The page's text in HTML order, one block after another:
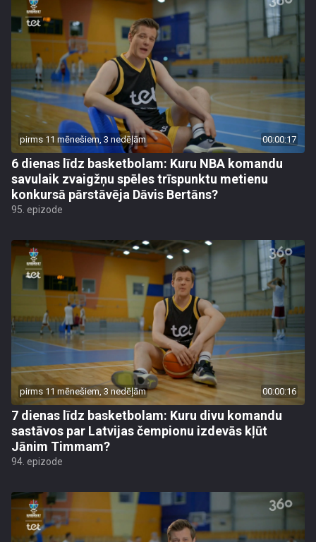
pirms 11 mēnešiem, 3 nedēļām 00:00:17
6 dienas līdz basketbolam: Kuru NBA komandu
savulaik zvaigžņu spēles trīspunktu metienu
konkursā pārstāvēja Dāvis Bertāns?
95. epizode
pirms 11 mēnešiem, 3 nedēļām 00:00:16
7 dienas līdz basketbolam: Kuru divu komandu
sastāvos par Latvijas čempionu izdevās kļūt
Jānim Timmam?
94. epizode